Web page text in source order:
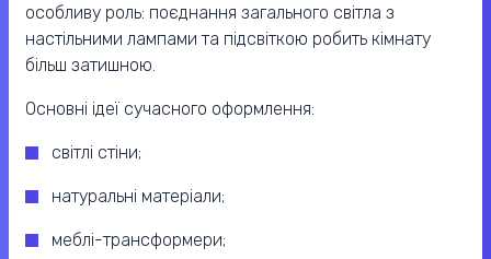
особливу роль: поєднання загального світла з
настільними лампами та підсвіткою робить кімнату
більш затишною.
Основні ідеї сучасного оформлення:
світлі стіни;
натуральні матеріали;
меблі-трансформери;